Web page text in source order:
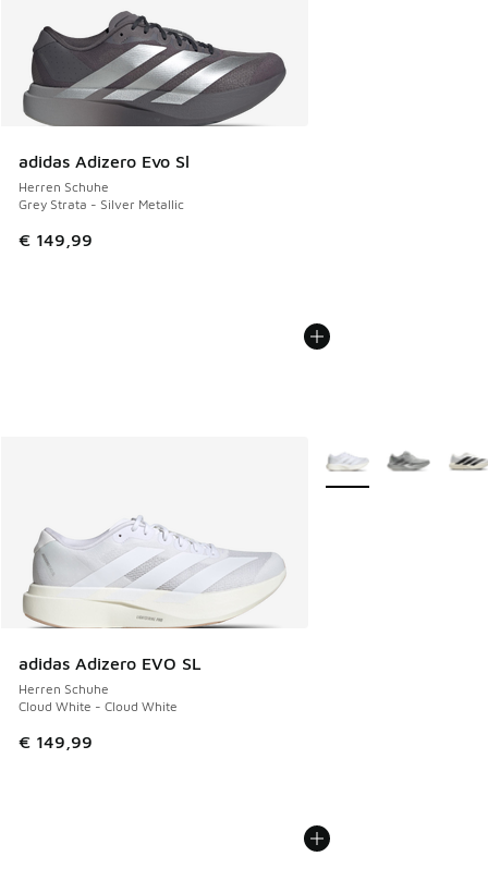
adidas Adizero Evo Sl
Herren Schuhe
Grey Strata - Silver Metallic
€ 149,99
adidas Adizero EVO SL
Herren Schuhe
Cloud White - Cloud White
€ 149,99
Weitere Farben